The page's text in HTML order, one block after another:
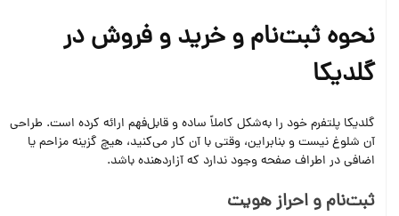
نحوه ثبت‌نام و خرید و فروش در
گلدیکا
گلدیکا پلتفرم خود را به‌شکل کاملاً ساده و قابل‌فهم ارائه کرده است. طراحی
آن شلوغ نیست و بنابراین، وقتی با آن کار می‌کنید، هیچ گزینه مزاحم یا
اضافی در اطراف صفحه وجود ندارد که آزاردهنده باشد.
ثبت‌نام و احراز هویت